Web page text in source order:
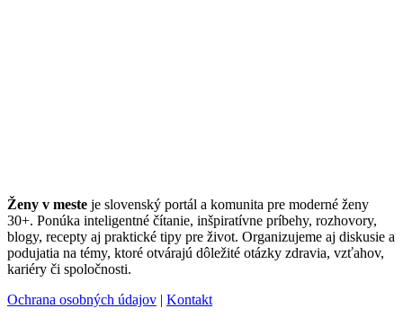
Ženy v meste je slovenský portál a komunita pre moderné ženy
30+. Ponúka inteligentné čítanie, inšpiratívne príbehy, rozhovory,
blogy, recepty aj praktické tipy pre život. Organizujeme aj diskusie a
podujatia na témy, ktoré otvárajú dôležité otázky zdravia, vzťahov,
kariéry či spoločnosti.
Ochrana osobných údajov | Kontakt